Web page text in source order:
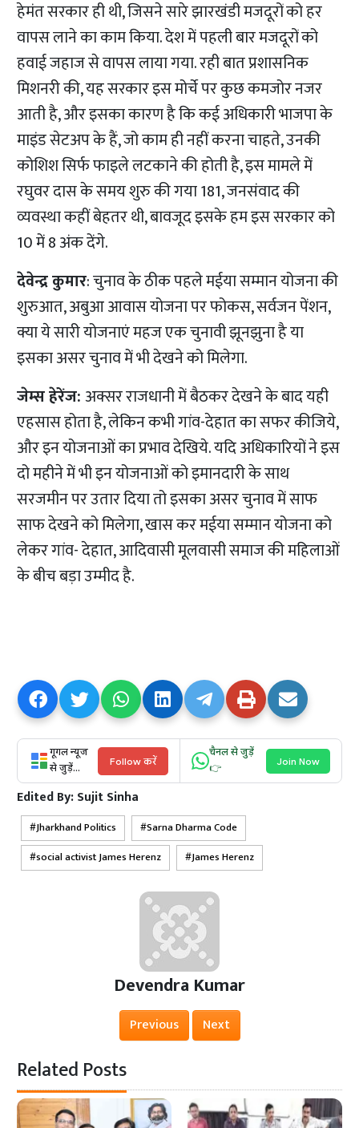
हेमंत सरकार ही थी, जिसने सारे झारखंडी मजदूरों को हर
वापस लाने का काम किया. देश में पहली बार मजदूरों को
हवाई जहाज से वापस लाया गया. रही बात प्रशासनिक
मिशनरी की, यह सरकार इस मोर्चे पर कुछ कमजोर नजर
आती है, और इसका कारण है कि कई अधिकारी भाजपा के
माइंड सेटअप के हैं, जो काम ही नहीं करना चाहते, उनकी
कोशिश सिर्फ फाइले लटकाने की होती है, इस मामले में
रघुवर दास के समय शुरु की गया 181, जनसंवाद की
व्यवस्था कहीं बेहतर थी, बावजूद इसके हम इस सरकार को
10 में 8 अंक देंगे.
देवेन्द्र कुमार: चुनाव के ठीक पहले मईया सम्मान योजना की
शुरुआत, अबुआ आवास योजना पर फोकस, सर्वजन पेंशन,
क्या ये सारी योजनाएं महज एक चुनावी झूनझुना है या
इसका असर चुनाव में भी देखने को मिलेगा.
जेम्स हेरेंज: अक्सर राजधानी में बैठकर देखने के बाद यही
एहसास होता है, लेकिन कभी गांव-देहात का सफर कीजिये,
और इन योजनाओं का प्रभाव देखिये. यदि अधिकारियों ने इस
दो महीने में भी इन योजनाओं को इमानदारी के साथ
सरजमीन पर उतार दिया तो इसका असर चुनाव में साफ
साफ देखने को मिलेगा, खास कर मईया सम्मान योजना को
लेकर गांव- देहात, आदिवासी मूलवासी समाज की महिलाओं
के बीच बड़ा उम्मीद है.
गूगल न्यूज
से जुड़ें...
Follow करें
चैनल से जुड़ें
👉
Join Now
Edited By:Sujit Sinha
Jharkhand Politics
Sarna Dharma Code
social activist James Herenz
James Herenz
Devendra Kumar
Previous Next
Related Posts